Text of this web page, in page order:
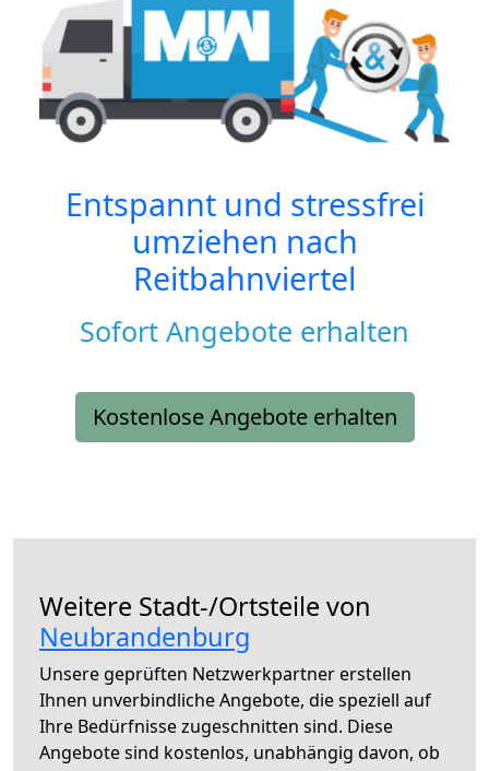
Entspannt und stressfrei
umziehen nach
Reitbahnviertel
Sofort Angebote erhalten
Kostenlose Angebote erhalten
Weitere Stadt-/Ortsteile von
Neubrandenburg
Unsere geprüften Netzwerkpartner erstellen
Ihnen unverbindliche Angebote, die speziell auf
Ihre Bedürfnisse zugeschnitten sind. Diese
Angebote sind kostenlos, unabhängig davon, ob